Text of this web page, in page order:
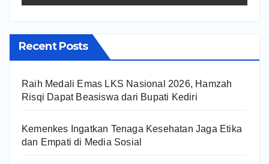
Recent Posts
Raih Medali Emas LKS Nasional 2026, Hamzah
Risqi Dapat Beasiswa dari Bupati Kediri
Kemenkes Ingatkan Tenaga Kesehatan Jaga Etika
dan Empati di Media Sosial